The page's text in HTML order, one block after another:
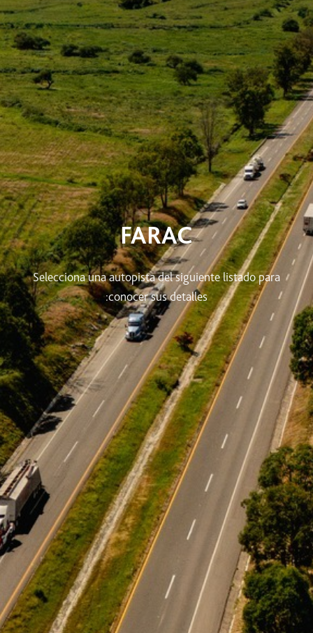
FARAC
Selecciona una autopista del siguiente listado para
conocer sus detalles: